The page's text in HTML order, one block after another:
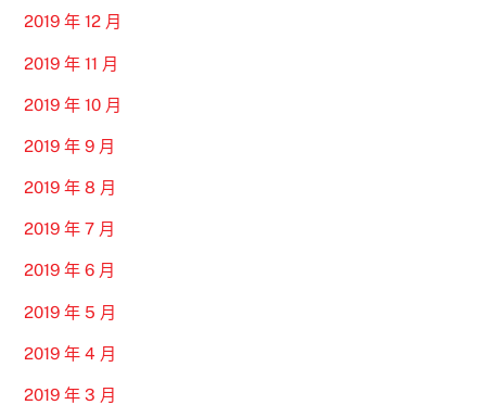
2019 年 12 月
2019 年 11 月
2019 年 10 月
2019 年 9 月
2019 年 8 月
2019 年 7 月
2019 年 6 月
2019 年 5 月
2019 年 4 月
2019 年 3 月